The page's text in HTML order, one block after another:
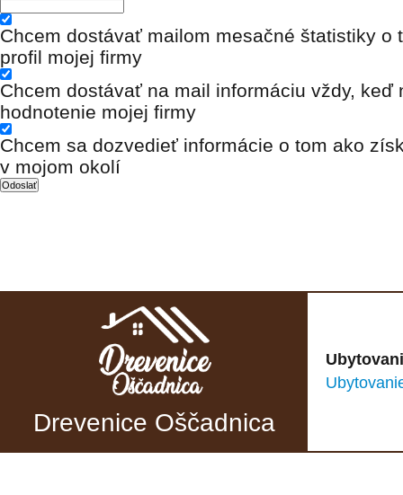
Chcem dostávať mailom mesačné štatistiky o
profil mojej firmy
Chcem dostávať na mail informáciu vždy, keď
hodnotenie mojej firmy
Chcem sa dozvedieť informácie o tom ako
v mojom okolí
Drevenice Oščadnica